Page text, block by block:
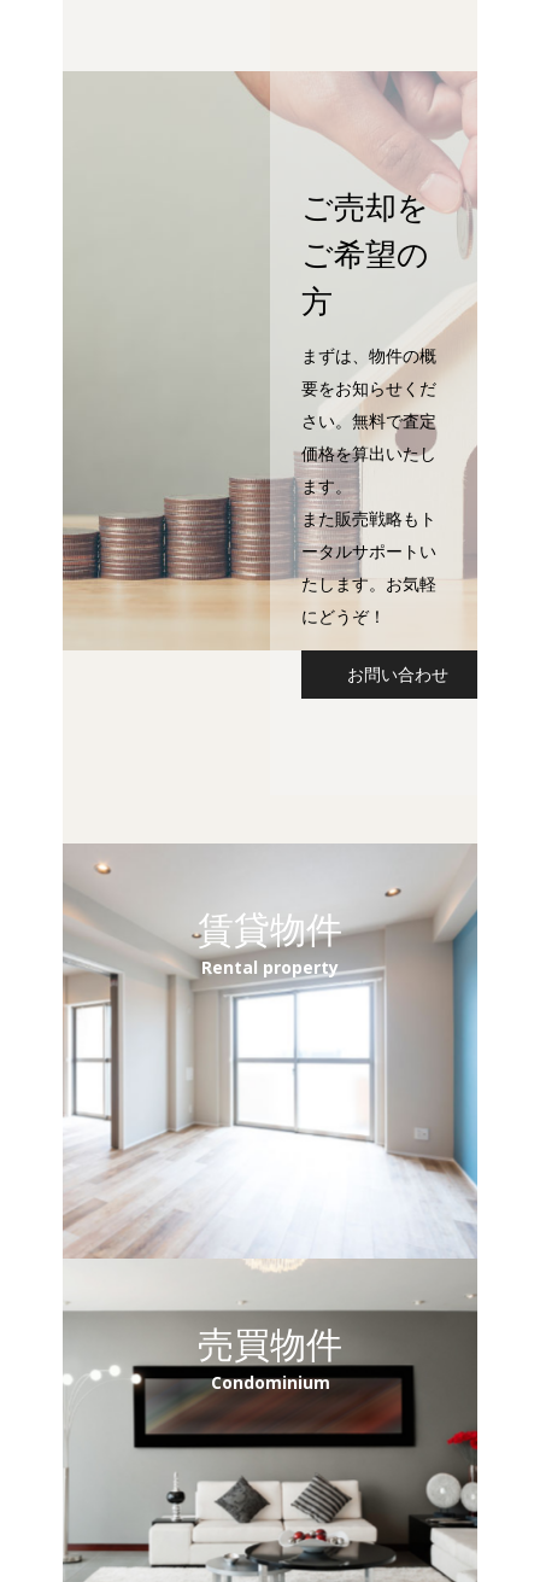
ご売却を
ご希望の
方
まずは、物件の概
要をお知らせくだ
さい。無料で査定
価格を算出いたし
ます。
また販売戦略もト
ータルサポートい
たします。お気軽
にどうぞ！
お問い合わせ
賃貸物件
Rental property
売買物件
Condominium